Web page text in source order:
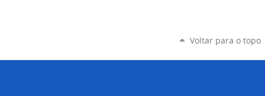
Voltar para o topo